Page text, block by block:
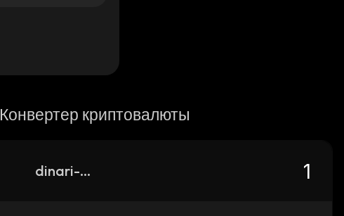
Конвертер криптовалюты
dinari-avgo